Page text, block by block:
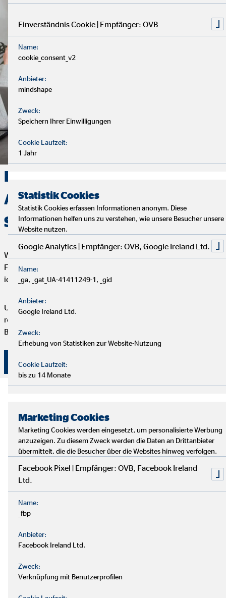
Deine Finanzen, Dein Weg:
Analyse, Beratung und
Service
Wir starten mit einem entspannten Analysegespräch, um deine
Finanzen und Ziele kennenzulernen. Anschließend präsentiere
ich dir maßgeschneiderte Finanzlösungen.
Um deine Finanzplanung aktuell zu halten, bieten wir
regelmäßige Servicegespräche an. Vertrauen und persönliche
Betreuung stehen bei uns an erster Stelle.
Überzeuge dich selbst von unserer Beratung!
Einverständnis Cookie | Empfänger: OVB
Name:
cookie_consent_v2
Anbieter:
mindshape
Zweck:
Speichern Ihrer Einwilligungen
Cookie Laufzeit:
1 Jahr
Statistik Cookies
Statistik Cookies erfassen Informationen anonym. Diese
Informationen helfen uns zu verstehen, wie unsere Besucher unsere
Website nutzen.
Google Analytics | Empfänger: OVB, Google Ireland Ltd.
Name:
_ga, _gat_UA-41411249-1, _gid
Anbieter:
Google Ireland Ltd.
Zweck:
Erhebung von Statistiken zur Website-Nutzung
Cookie Laufzeit:
bis zu 14 Monate
Marketing Cookies
Marketing Cookies werden eingesetzt, um personalisierte Werbung
anzuzeigen. Zu diesem Zweck werden die Daten an Drittanbieter
übermittelt, die die Besucher über die Websites hinweg verfolgen.
Facebook Pixel | Empfänger: OVB, Facebook Ireland
Ltd.
Name:
_fbp
Anbieter:
Facebook Ireland Ltd.
Zweck:
Verknüpfung mit Benutzerprofilen